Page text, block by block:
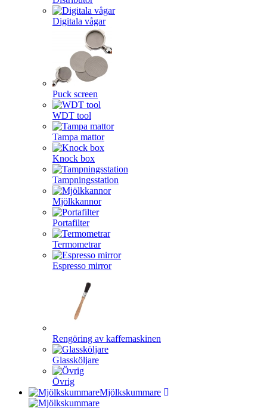
Digitala vågar
Puck screen
WDT tool
Tampa mattor
Knock box
Tampningsstation
Mjölkkannor
Portafilter
Termometrar
Espresso mirror
Rengöring av kaffemaskinen
Glassköljare
Övrig
Mjölkskummare